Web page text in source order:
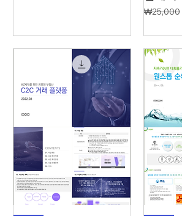
일반가
₩25,000